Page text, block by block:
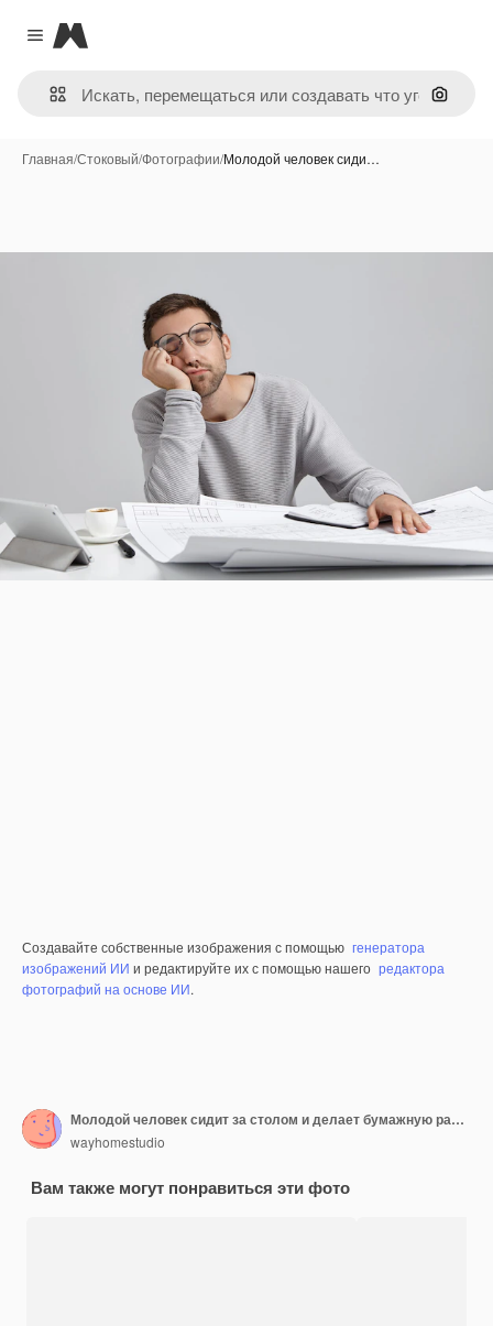
Close menu
Magnific
Поиск
Главная/Стоковый/Фотографии/Молодой человек сиди…
Создавайте собственные изображения с помощью генератора
изображений ИИ и редактируйте их с помощью нашего редактора
фотографий на основе ИИ.
Молодой человек сидит за столом и делает бумажную работу
wayhomestudio
Вам также могут понравиться эти фото